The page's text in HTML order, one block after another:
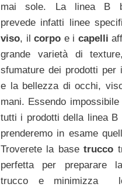
mai sole. La linea B
prevede infatti linee
viso, ilcorpo e i capelli
grande varietà di
sfumature dei prodotti per
e la bellezza di occhi,
mani. Essendo
tutti i prodotti della linea B
prenderemo in esame
Troverete la basetrucco
perfetta per preparare
trucco e minimizza